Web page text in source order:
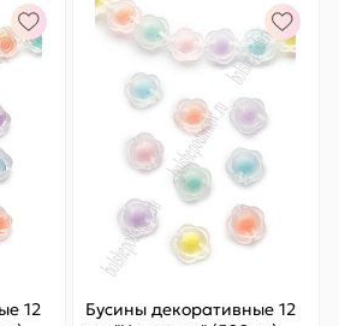
12
Бусины декоративные 12